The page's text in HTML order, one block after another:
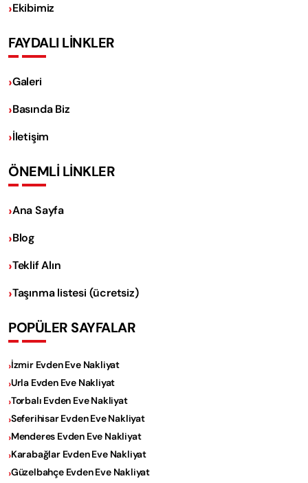
Ekibimiz
FAYDALI LİNKLER
Galeri
Basında Biz
İletişim
ÖNEMLİ LİNKLER
Ana Sayfa
Blog
Teklif Alın
Taşınma listesi (ücretsiz)
POPÜLER SAYFALAR
İzmir Evden Eve Nakliyat
Urla Evden Eve Nakliyat
Torbalı Evden Eve Nakliyat
Seferihisar Evden Eve Nakliyat
Menderes Evden Eve Nakliyat
Karabağlar Evden Eve Nakliyat
Güzelbahçe Evden Eve Nakliyat